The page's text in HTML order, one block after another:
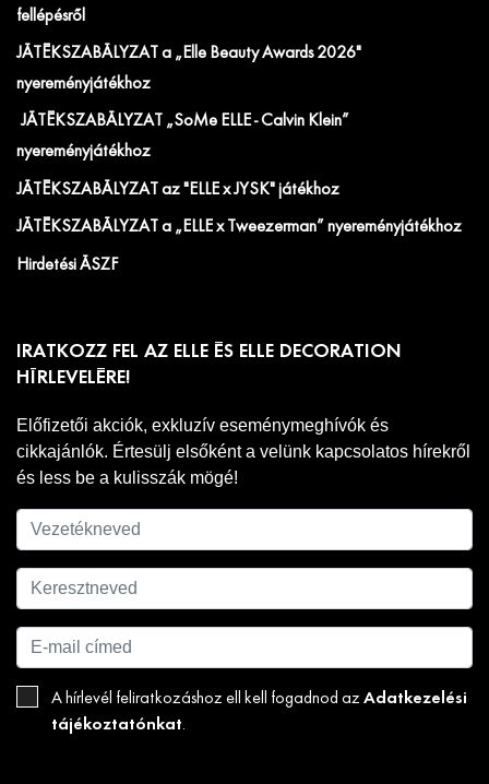
fellépésről
JÁTÉKSZABÁLYZAT a „Elle Beauty Awards 2026"
nyereményjátékhoz
JÁTÉKSZABÁLYZAT „SoMe ELLE - Calvin Klein”
nyereményjátékhoz
JÁTÉKSZABÁLYZAT az "ELLE x JYSK" játékhoz
JÁTÉKSZABÁLYZAT a „ELLE x Tweezerman” nyereményjátékhoz
Hirdetési ÁSZF
IRATKOZZ FEL AZ ELLE ÉS ELLE DECORATION
HÍRLEVELÉRE!
Előfizetői akciók, exkluzív eseménymeghívók és
cikkajánlók. Értesülj elsőként a velünk kapcsolatos hírekről
és less be a kulisszák mögé!
A hírlevél feliratkozáshoz ell kell fogadnod az Adatkezelési
tájékoztatónkat.